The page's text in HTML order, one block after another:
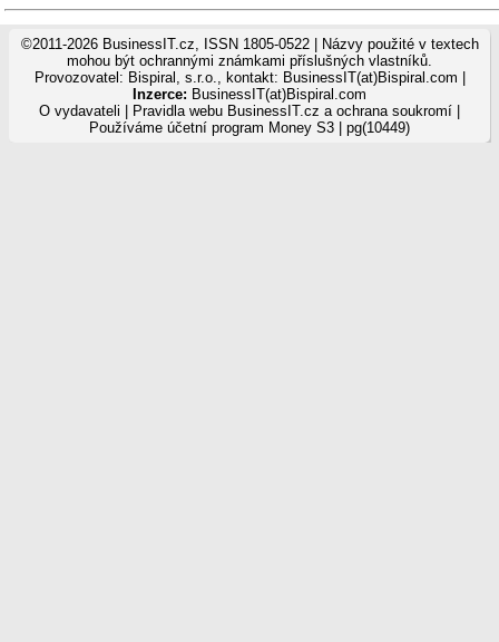
©2011-2026 BusinessIT.cz, ISSN 1805-0522 | Názvy použité v textech
mohou být ochrannými známkami příslušných vlastníků.
Provozovatel: Bispiral, s.r.o., kontakt: BusinessIT(at)Bispiral.com |
Inzerce: BusinessIT(at)Bispiral.com
O vydavateli
Pravidla webu BusinessIT.cz a ochrana soukromí
Používáme účetní program Money S3 | pg(10449)